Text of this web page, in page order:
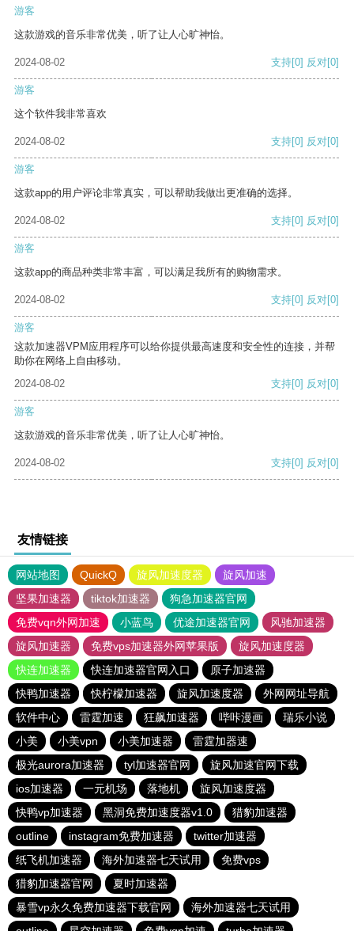
游客
这款游戏的音乐非常优美，听了让人心旷神怡。
2024-08-02 支持[0] 反对[0]
游客
这个软件我非常喜欢
2024-08-02 支持[0] 反对[0]
游客
这款app的用户评论非常真实，可以帮助我做出更准确的选择。
2024-08-02 支持[0] 反对[0]
游客
这款app的商品种类非常丰富，可以满足我所有的购物需求。
2024-08-02 支持[0] 反对[0]
游客
这款加速器VPM应用程序可以给你提供最高速度和安全性的连接，并帮
助你在网络上自由移动。
2024-08-02
支持[0] 反对[0]
游客
这款游戏的音乐非常优美，听了让人心旷神怡。
2024-08-02 支持[0] 反对[0]
友情链接
网站地图 QuickQ 旋风加速度器
旋风加速
坚果加速器
tiktok加速器
狗急加速器官网
免费vqn外网加速
小蓝鸟 优途加速器官网
风驰加速器
旋风加速器
免费vps加速器外网苹果版
旋风加速度器
快连加速器
快连加速器官网入口
原子加速器
快鸭加速器
快柠檬加速器 旋风加速度器
外网网址导航
软件中心
雷霆加速 狂飙加速器 哔咔漫画
瑞乐小说
小美
小美vpn 小美加速器
雷霆加器速
极光aurora加速器
tyl加速器官网
旋风加速官网下载
ios加速器
一元机场 落地机
旋风加速度器
快鸭vp加速器
黑洞免费加速度器v1.0
猎豹加速器
outline
instagram免费加速器
twitter加速器
纸飞机加速器
海外加速器七天试用
免费vps
猎豹加速器官网
夏时加速器
暴雪vp永久免费加速器下载官网
海外加速器七天试用